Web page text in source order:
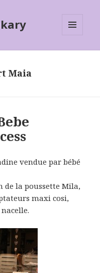
Maia
vendue par bébé
de la poussette Mila,
maxi cosi,